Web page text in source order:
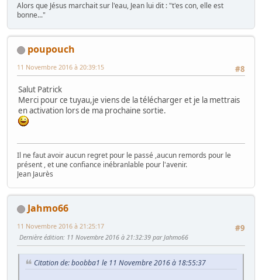
Alors que Jésus marchait sur l'eau, Jean lui dit : "t'es con, elle est
bonne..."
poupouch
#8
11 Novembre 2016 à 20:39:15
Salut Patrick
Merci pour ce tuyau,je viens de la télécharger et je la mettrais
en activation lors de ma prochaine sortie.
Il ne faut avoir aucun regret pour le passé ,aucun remords pour le
présent , et une confiance inébranlable pour l'avenir.
Jean Jaurès
Jahmo66
#9
11 Novembre 2016 à 21:25:17
Dernière édition: 11 Novembre 2016 à 21:32:39 par Jahmo66
Citation de: boobba1 le 11 Novembre 2016 à 18:55:37